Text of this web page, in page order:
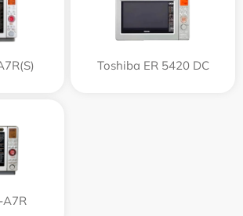
Toshiba ER 5420 DC
A7R